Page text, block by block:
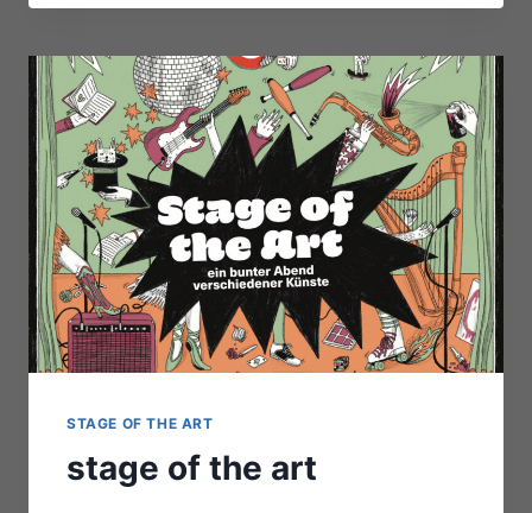
STAGE OF THE ART
stage of the art